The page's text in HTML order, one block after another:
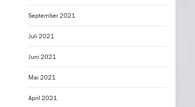
September 2021
Juli 2021
Juni 2021
Mai 2021
April 2021